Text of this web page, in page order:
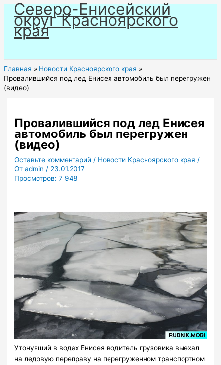
Перейти
содержимому
Северо-Енисейский
округ Красноярского
края
Главная
Новости Красноярского края
Провалившийся под лед Енисея автомобиль был перегружен
(видео)
Провалившийся под лед Енисея
автомобиль был перегружен
(видео)
Оставьте комментарий / Новости Красноярского края /
Отadmin / 23.01.2017
Просмотров: 7 948
Утонувший в водах Енисея водитель грузовика выехал
на ледовую переправу на перегруженном транспортном